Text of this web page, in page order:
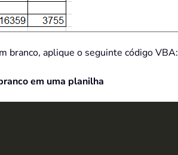
branco, aplique o seguinte código VBA:
em uma planilha